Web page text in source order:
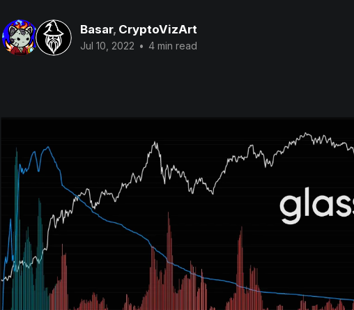
Basar, CryptoVizArt
Jul 10, 2022 • 4 min read